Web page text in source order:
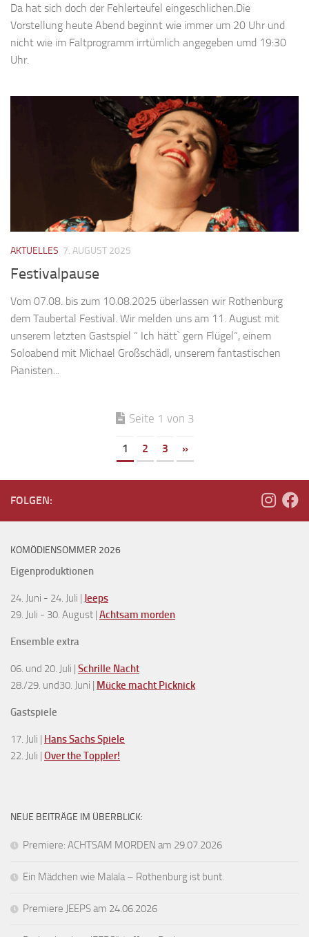
Da hat sich doch der Fehlerteufel eingeschlichen.Die
Vorstellung heute Abend beginnt wie immer um 20 Uhr und
nicht wie im Faltprogramm irrtümlich angegeben umd 19:30
Uhr.
AKTUELLES 7. AUGUST 2025
Festivalpause
Vom 07.08. bis zum 10.08.2025 überlassen wir Rothenburg
dem Taubertal Festival. Wir melden uns am 11. August mit
unserem letzten Gastspiel “ Ich hätt` gern Flügel“, einem
Soloabend mit Michael Großschädl, unserem fantastischen
Pianisten...
Seite 1 von 3
1 2 3 »
FOLGEN:
KOMÖDIENSOMMER 2026
Eigenproduktionen
24. Juni - 24. Juli | Jeeps
29. Juli - 30. August | Achtsam morden
Ensemble extra
06. und 20. Juli | Schrille Nacht
28./29. und30. Juni | Mücke macht Picknick
Gastspiele
17. Juli | Hans Sachs Spiele
22. Juli | Over the Toppler!
NEUE BEITRÄGE IM ÜBERBLICK:
Premiere: ACHTSAM MORDEN am 29.07.2026
Ein Mädchen wie Malala – Rothenburg ist bunt.
Premiere JEEPS am 24.06.2026